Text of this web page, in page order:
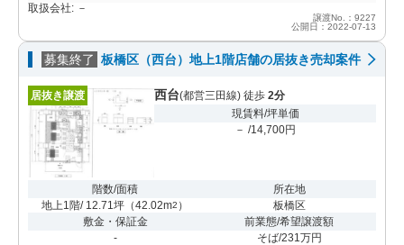
取扱会社: －
譲渡No.：9227
公開日：2022-07-13
募集終了 板橋区（西台）地上1階店舗の居抜き売却案件
居抜き譲渡 西台(都営三田線) 徒歩 2分
現賃料/坪単価
－ /14,700円
階数/面積
地上1階/ 12.71坪 （42.02m2 ）
所在地
板橋区
敷金・保証金
-
前業態/希望譲渡額
そば/231万円